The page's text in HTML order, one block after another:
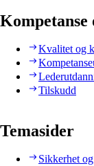
Kvalitet og
Tilskudd
Temasider
Sikkerhet